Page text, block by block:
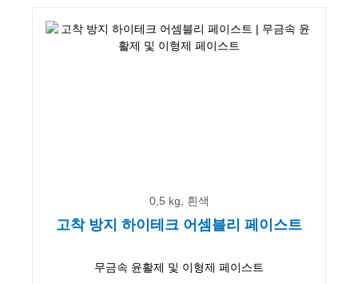
0,5 kg, 흰색
고착 방지 하이테크 어셈블리 페이스트
무금속 윤활제 및 이형제 페이스트